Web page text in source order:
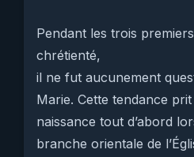
Pendant les trois
chrétienté,
il ne fut aucunement
Marie. Cette tendance prit
naissance tout d’abord
branche orientale de